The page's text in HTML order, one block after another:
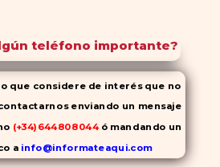
teléfono importante?
que considere de interés que no
enviando un mensaje
(+34)644808044 ó mandando un
a info@informateaqui.com